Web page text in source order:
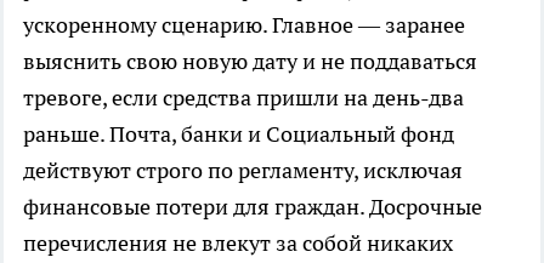
ускоренному сценарию. Главное — заранее
выяснить свою новую дату и не поддаваться
тревоге, если средства пришли на день-два
раньше. Почта, банки и Социальный фонд
действуют строго по регламенту, исключая
финансовые потери для граждан. Досрочные
перечисления не влекут за собой никаких